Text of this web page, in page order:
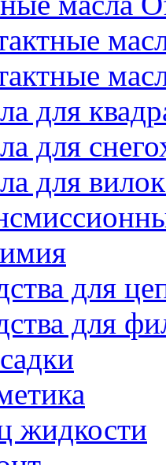
для
для
для
для
для
жидкости